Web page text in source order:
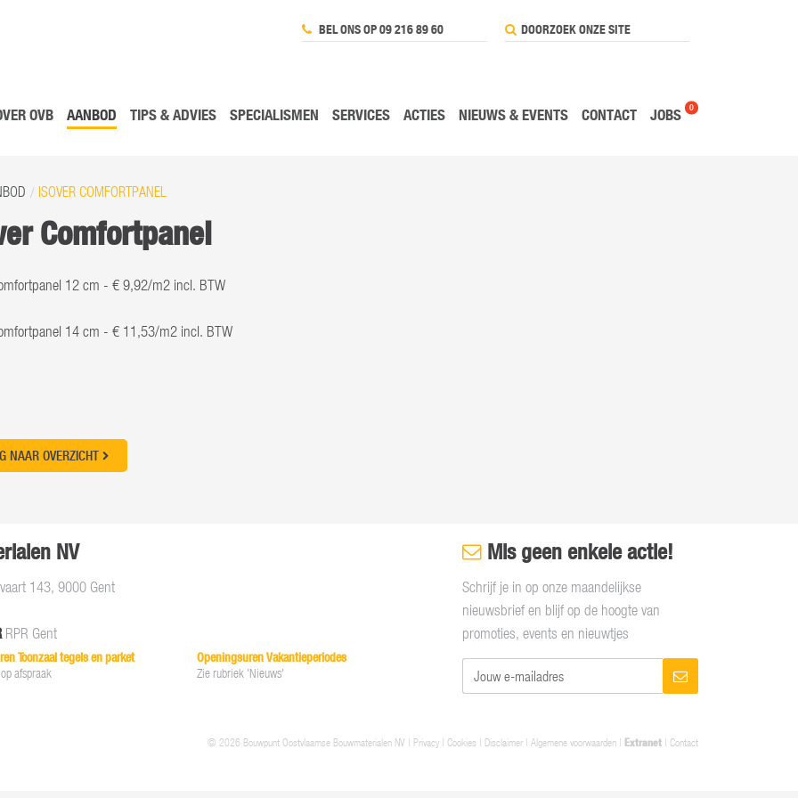
BEL ONS OP 09 216 89 60
OVB AANBOD TIPS & ADVIES SPECIALISMEN SERVICES ACTIES NIEUWS & EVENTS CONTACT JOBS 0
ISOVER COMFORTPANEL
Comfortpanel
12 cm - € 9,92/m2 incl. BTW
14 cm - € 11,53/m2 incl. BTW
NAAR OVERZICHT
NV
143, 9000 Gent
RPR Gent
Toonzaal tegels en parket
afspraak
Openingsuren Vakantieperiodes
Zie rubriek 'Nieuws'
Mis geen enkele actie!
Schrijf je in op onze maandelijkse
nieuwsbrief en blijf op de hoogte van
promoties, events en nieuwtjes
© 2026 Bouwpunt Oostvlaamse Bouwmaterialen NV | Privacy | Cookies | Disclaimer | Algemene voorwaarden | Extranet | Contact